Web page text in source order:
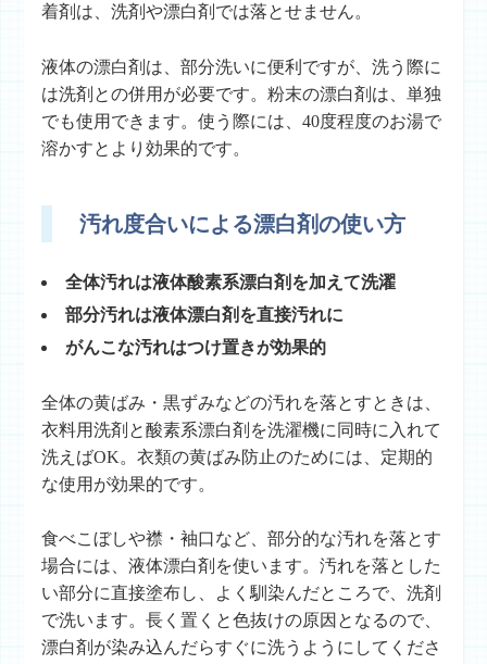
着剤は、洗剤や漂白剤では落とせません。
液体の漂白剤は、部分洗いに便利ですが、洗う際に
は洗剤との併用が必要です。粉末の漂白剤は、単独
でも使用できます。使う際には、40度程度のお湯で
溶かすとより効果的です。
汚れ度合いによる漂白剤の使い方
全体汚れは液体酸素系漂白剤を加えて洗濯
部分汚れは液体漂白剤を直接汚れに
がんこな汚れはつけ置きが効果的
全体の黄ばみ・黒ずみなどの汚れを落とすときは、
衣料用洗剤と酸素系漂白剤を洗濯機に同時に入れて
洗えばOK。衣類の黄ばみ防止のためには、定期的
な使用が効果的です。
食べこぼしや襟・袖口など、部分的な汚れを落とす
場合には、液体漂白剤を使います。汚れを落とした
い部分に直接塗布し、よく馴染んだところで、洗剤
で洗います。長く置くと色抜けの原因となるので、
漂白剤が染み込んだらすぐに洗うようにしてくださ